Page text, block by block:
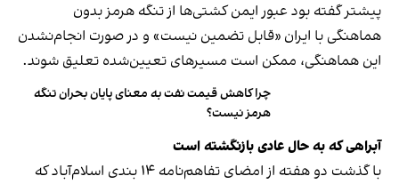
پیشتر گفته بود عبور ایمن کشتی‌ها از تنگه هرمز بدون
هماهنگی با ایران «قابل تضمین نیست» و در صورت انجام‌نشدن
این هماهنگی، ممکن است مسیرهای تعیین‌شده تعلیق شوند.
چرا کاهش قیمت نفت به معنای پایان بحران تنگه
هرمز نیست؟
آبراهی که به حال عادی بازنگشته است
با گذشت دو هفته از امضای تفاهم‌نامه ۱۴ بندی اسلام‌آباد که